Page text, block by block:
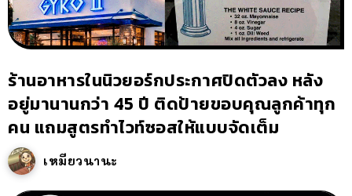
ร้านอาหารในนิวยอร์กประกาศปิดตัวลง หลัง
อยู่มานานกว่า 45 ปี ติดป้ายขอบคุณลูกค้าทุก
คน แถมสูตรทำไวท์ซอสให้แบบจัดเต็ม
เหมียวนานะ